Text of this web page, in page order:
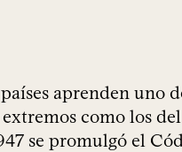
aprenden uno
como los del
se promulgó el